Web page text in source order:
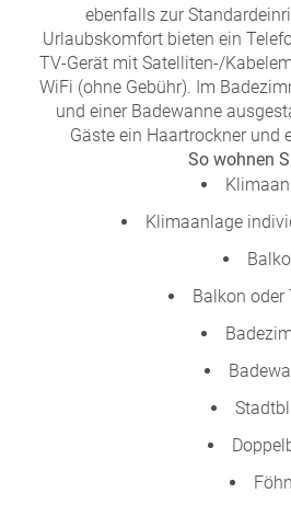
ebenfalls zur
Urlaubskomfort bieten ein
TV-Gerät mit Satelliten-/
WiFi (ohne Gebühr). Im
und einer Badewanne
Gäste ein Haartrockner und
So wohnen
Klimaanlage
Balkon oder
Föhn